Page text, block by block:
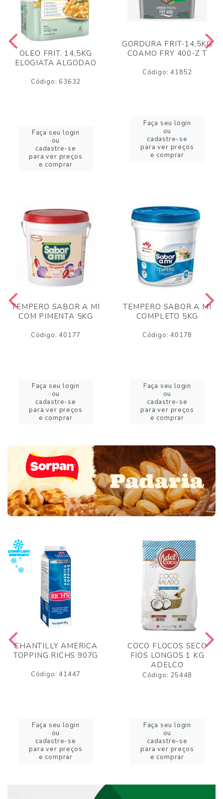
OLEO FRIT. 14,5KG
ELOGIATA ALGODAO
Código: 63632
Faça seu login
ou
cadastre-se
para ver preços
e comprar
GORDURA FRIT-14,5KG
COAMO FRY 400-Z T
Código: 41852
Faça seu login
ou
cadastre-se
para ver preços
e comprar
TEMPERO SABOR A MI
COM PIMENTA 5KG
Código: 40177
Faça seu login
ou
cadastre-se
para ver preços
e comprar
TEMPERO SABOR A MI
COMPLETO 5KG
Código: 40178
Faça seu login
ou
cadastre-se
para ver preços
e comprar
CHANTILLY AMERICA
TOPPING RICHS 907G
Código: 41447
Faça seu login
ou
cadastre-se
para ver preços
e comprar
COCO FLOCOS SECO
FIOS LONGOS 1 KG
ADELCO
Código: 25448
Faça seu login
ou
cadastre-se
para ver preços
e comprar